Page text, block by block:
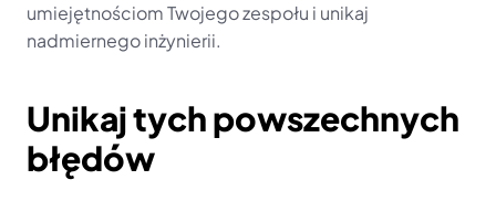
umiejętnościom Twojego zespołu i unikaj
nadmiernego inżynierii.
Unikaj tych powszechnych
błędów